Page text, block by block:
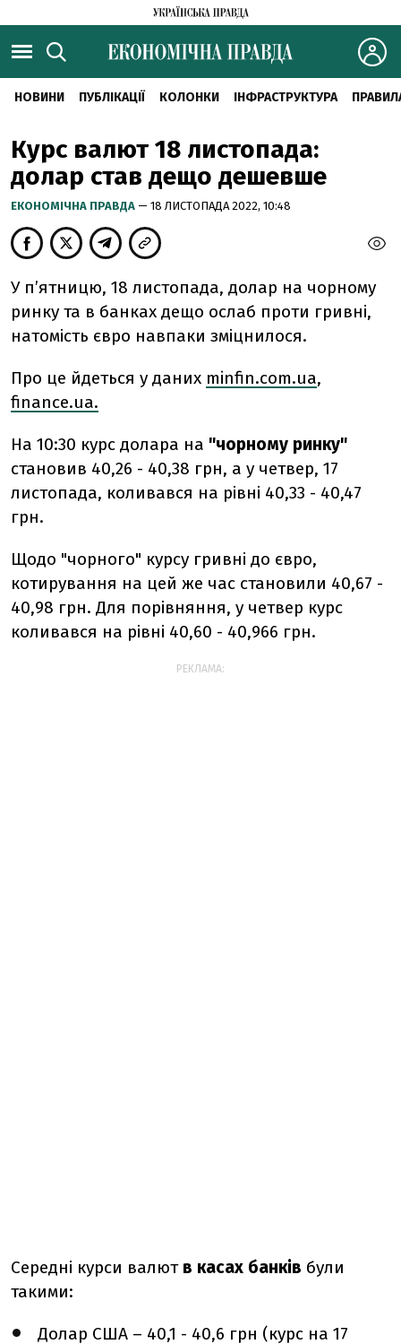
НОВИНИ ПУБЛІКАЦІЇ КОЛОНКИ ІНФРАСТРУКТУРА
Курс валют 18 листопада:
долар став дещо дешевше
ЕКОНОМІЧНА ПРАВДА — 18 ЛИСТОПАДА 2022, 10:48
У п’ятницю, 18 листопада, долар на чорному
ринку та в банках дещо ослаб проти гривні,
натомість євро навпаки зміцнилося.
Про це йдеться у даних minfin.com.ua,
finance.ua.
На 10:30 курс долара на "чорному ринку"
становив 40,26 - 40,38 грн, а у четвер, 17
листопада, коливався на рівні 40,33 - 40,47
грн.
Щодо "чорного" курсу гривні до євро,
котирування на цей же час становили 40,67 -
40,98 грн. Для порівняння, у четвер курс
коливався на рівні 40,60 - 40,966 грн.
РЕКЛАМА:
Середні курси валют в касах банків були
такими:
Долар США – 40,1 - 40,6 грн (курс на 17